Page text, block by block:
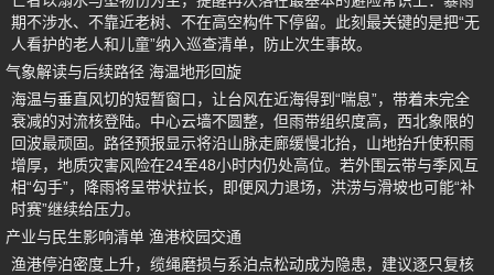
期不涉水、不靠近老树、不在高空构件下停留。此刻最关键的是把“无
人看护的老人和儿童”纳入巡查清单，防止次生事故。
气象解读与后续路径 海温地形回旋
海温与垂直风切的短暂窗口，让台风在近海得到“喘息”，带着未完全
衰减的对流核登陆。中心云墙不圆整，但雨带组织度高，西北象限的
回波最顽固。路径预报显示将沿山脉走廊缓慢北抬，山地抬升使积雨
增厚，地质灾害风险在24至48小时内仍处高位。若外围云带与季风互
相“勾手”，降雨将呈带状拉长，即便风力退场，洪涝与滑坡也可能“补
时赛”继续给压力。
产业与民生影响清单 渔港校园交通
渔港停泊密度上升，缆绳磨损与系泊点松动成为隐患，建议逐只复核